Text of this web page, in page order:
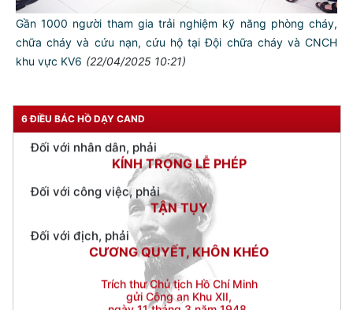
Gần 1000 người tham gia trải nghiệm kỹ năng phòng cháy,
chữa cháy và cứu nạn, cứu hộ tại Đội chữa cháy và CNCH
khu vực KV6 (22/04/2025 10:21)
6 ĐIỀU BÁC HỒ DẠY CAND
Đối với đồng sự, phải
THÂN ÁI GIÚP ĐỠ
Đối với chính phủ, phải
TUYỆT ĐỐI TRUNG THÀNH
KÍNH TRỌNG LỄ PHÉP
Đối với công việc, phải
TẬN TỤY
Đối với địch, phải
CƯƠNG QUYẾT, KHÔN KHÉO
Trích thư Chủ tịch Hồ Chí Minh
gửi Công an Khu XII,
ngày 11 tháng 3 năm 1948.